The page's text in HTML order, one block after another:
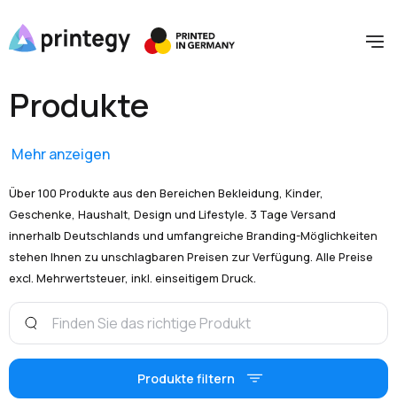
Produkte
Mehr anzeigen
Über 100 Produkte aus den Bereichen Bekleidung, Kinder,
Geschenke, Haushalt, Design und Lifestyle. 3 Tage Versand
innerhalb Deutschlands und umfangreiche Branding-Möglichkeiten
stehen Ihnen zu unschlagbaren Preisen zur Verfügung. Alle Preise
excl. Mehrwertsteuer, inkl. einseitigem Druck.
Produkte filtern